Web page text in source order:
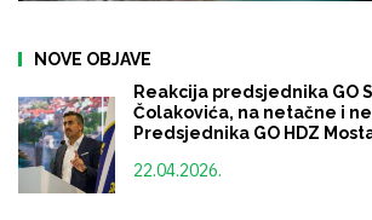
NOVE OBJAVE
Reakcija predsjednika GO
Čolakovića, na netačne i
Predsjednika GO HDZ
22.04.2026.